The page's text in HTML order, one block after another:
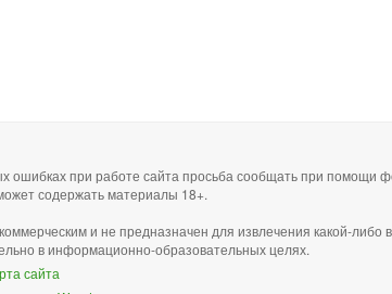
ошибках при работе сайта просьба сообщать при помощи
содержать материалы 18+.
и не предназначен для извлечения какой-либо
в информационно-образовательных целях.
сайта